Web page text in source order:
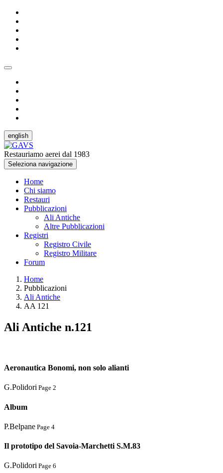
english
Restauriamo aerei dal 1983
Seleziona navigazione
Home
Chi siamo
Restauri
Pubblicazioni
Ali Antiche
Altre Pubblicazioni
Registri
Registro Civile
Registro Militare
Forum
Home
Pubblicazioni
Ali Antiche
AA 121
Ali Antiche n.121
Aeronautica Bonomi, non solo alianti
G.Polidori Page 2
Album
P.Belpane Page 4
Il prototipo del Savoia-Marchetti S.M.83
G.Polidori Page 6